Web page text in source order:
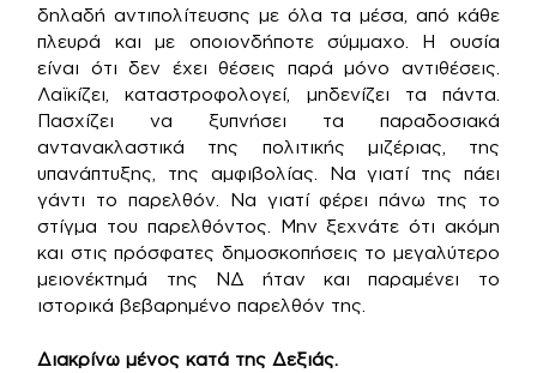
δηλαδή αντιπολίτευσης με όλα τα μέσα, από κάθε
πλευρά και με οποιονδήποτε σύμμαχο. Η ουσία
είναι ότι δεν έχει θέσεις παρά μόνο αντιθέσεις.
Λαϊκίζει, καταστροφολογεί, μηδενίζει τα πάντα.
Πασχίζει να ξυπνήσει τα παραδοσιακά
αντανακλαστικά της πολιτικής μιζέριας, της
υπανάπτυξης, της αμφιβολίας. Να γιατί της πάει
γάντι το παρελθόν. Να γιατί φέρει πάνω της το
στίγμα του παρελθόντος. Μην ξεχνάτε ότι ακόμη
και στις πρόσφατες δημοσκοπήσεις το μεγαλύτερο
μειονέκτημά της ΝΔ ήταν και παραμένει το
ιστορικά βεβαρημένο παρελθόν της.
Διακρίνω μένος κατά της Δεξιάς.